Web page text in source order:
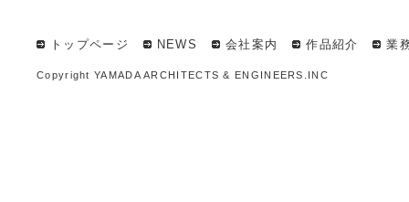
トップページ NEWS 会社案内 作品紹介 業
Copyright YAMADA ARCHITECTS & ENGINEERS.INC